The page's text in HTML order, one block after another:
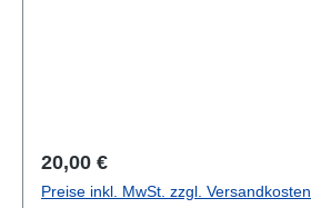
Regulärer Preis:
20,00 €
Preise inkl. MwSt. zzgl. Versandkosten